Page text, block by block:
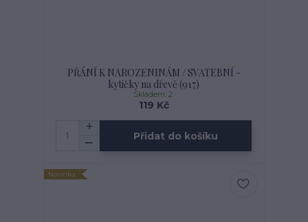
PŘÁNÍ K NAROZENINÁM / SVATEBNÍ -
kytičky na dřevě (917)
119 Kč
Skladem: 2
Přidat do košíku
Novinka